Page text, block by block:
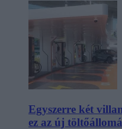
Egyszerre két
ez az új